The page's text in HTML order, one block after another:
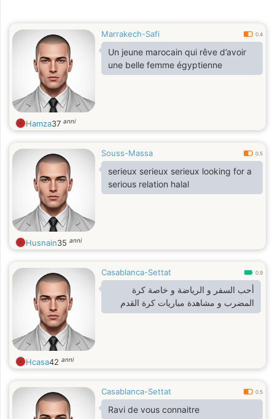
Marrakech-Safi 0.4
Un jeune marocain qui rêve d’avoir
une belle femme égyptienne
Hamza37 anni
Souss-Massa 0.5
serieux serieux serieux looking for a
serious relation halal
Husnain35 anni
Casablanca-Settat 0.9
أحب السفر و الرياضة و خاصة كرة
المضرب و مشاهدة مباريات كرة القدم
Hcasa42 anni
Casablanca-Settat 0.5
Ravi de vous connaitre